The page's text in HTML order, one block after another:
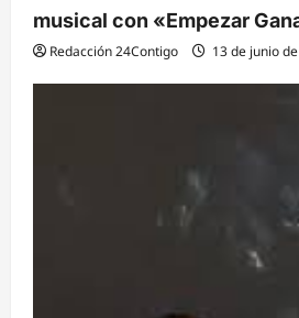
musical con «Empezar
Redacción 24Contigo 13 de junio